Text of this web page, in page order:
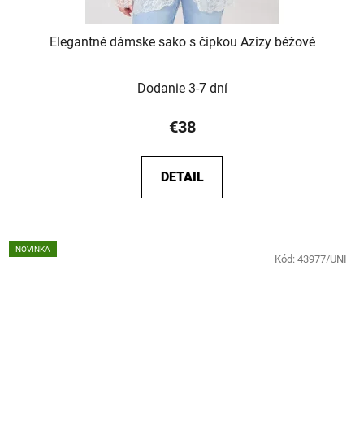
Elegantné dámske sako s čipkou Azizy béžové
Dodanie 3-7 dní
€38
DETAIL
NOVINKA
Kód: 43977/UNI